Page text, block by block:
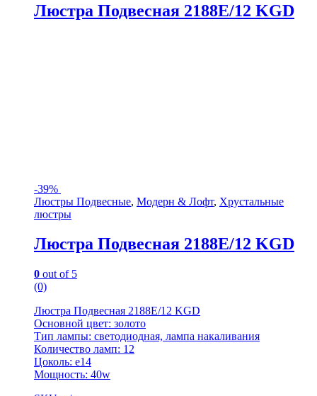
Люстра Подвесная 2188E/12 KGD
-39%
Люстры Подвесные, Модерн & Лофт, Хрустальные
люстры
Люстра Подвесная 2188E/12 KGD
0 out of 5
(0)
Люстра Подвесная 2188E/12 KGD
Основной цвет: золото
Тип лампы: светодиодная, лампа накаливания
Количество ламп: 12
Цоколь: e14
Мощность: 40w